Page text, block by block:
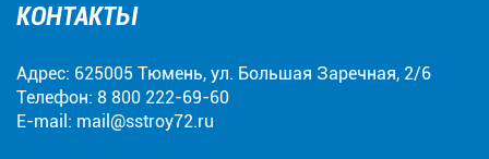
КОНТАКТЫ
Адрес: 625005 Тюмень, ул. Большая Заречная, 2/6
Телефон: 8 800 222-69-60
E-mail: mail@sstroy72.ru